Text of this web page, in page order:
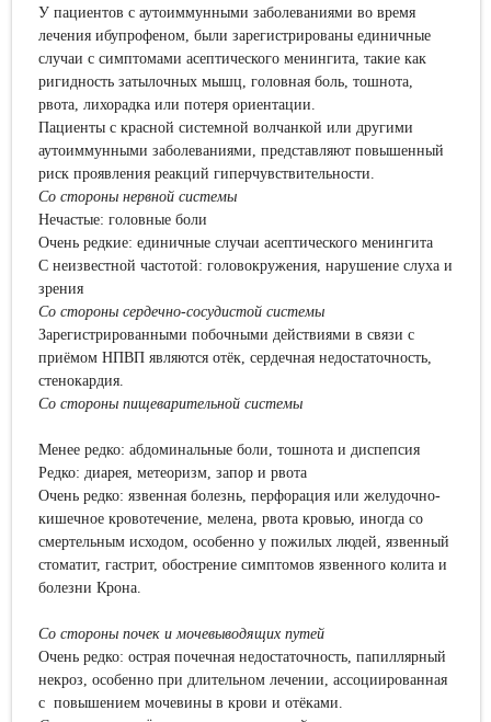
У пациентов с аутоиммунными заболеваниями во время
лечения ибупрофеном, были зарегистрированы единичные
случаи с симптомами асептического менингита, такие как
ригидность затылочных мышц, головная боль, тошнота,
рвота, лихорадка или потеря ориентации.
Пациенты с красной системной волчанкой или другими
аутоиммунными заболеваниями, представляют повышенный
риск проявления реакций гиперчувствительности.
Со стороны нервной системы
Нечастые: головные боли
Очень редкие: единичные случаи асептического менингита
С неизвестной частотой: головокружения, нарушение слуха и
зрения
Со стороны сердечно-сосудистой системы
Зарегистрированными побочными действиями в связи с
приёмом НПВП являются отёк, сердечная недостаточность,
стенокардия.
Со стороны пищеварительной системы
Менее редко: абдоминальные боли, тошнота и диспепсия
Редко: диарея, метеоризм, запор и рвота
Очень редко: язвенная болезнь, перфорация или желудочно-
кишечное кровотечение, мелена, рвота кровью, иногда со
смертельным исходом, особенно у пожилых людей, язвенный
стоматит, гастрит, обострение симптомов язвенного колита и
болезни Крона.
Со стороны почек и мочевыводящих путей
Очень редко: острая почечная недостаточность, папиллярный
некроз, особенно при длительном лечении, ассоциированная
с повышением мочевины в крови и отёками.